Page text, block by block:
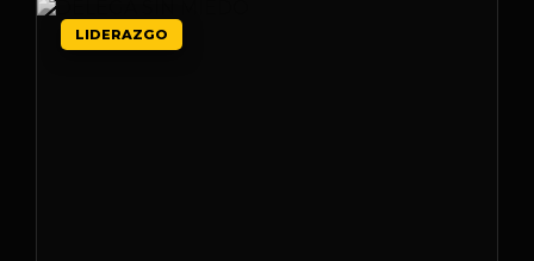
LIDERAZGO